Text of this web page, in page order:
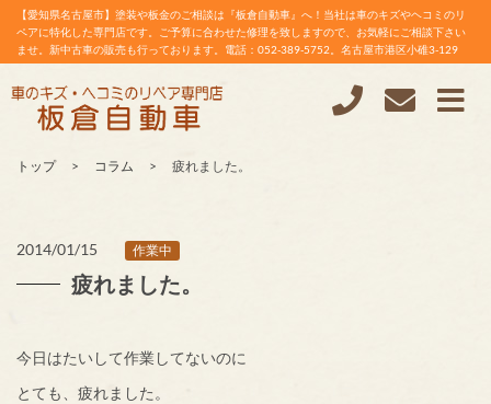
【愛知県名古屋市】塗装や板金のご相談は『板倉自動車』へ！当社は車のキズやヘコミのリ
ペアに特化した専門店です。ご予算に合わせた修理を致しますので、お気軽にご相談下さい
ませ。新中古車の販売も行っております。電話：052-389-5752。名古屋市港区小碓3-129
トップ コラム 疲れました。
2014/01/15 作業中
疲れました。
今日はたいして作業してないのに
とても、疲れました。